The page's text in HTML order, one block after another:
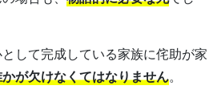
して完成している家族に侘助が家
が欠けなくてはなりません。